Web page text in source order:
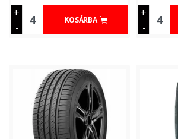
+
-
KOSÁRBA
+
-